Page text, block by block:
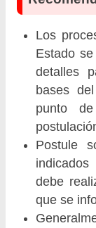
Los
Estado
detalles
bases
punto
Postule
debe
que se